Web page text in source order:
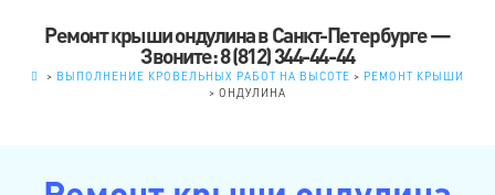
Ремонт крыши ондулина в Санкт-Петербурге —
Звоните: 8 (812) 344-44-44
> ВЫПОЛНЕНИЕ КРОВЕЛЬНЫХ РАБОТ НА ВЫСОТЕ > РЕМОНТ КРЫШИ
> ОНДУЛИНА